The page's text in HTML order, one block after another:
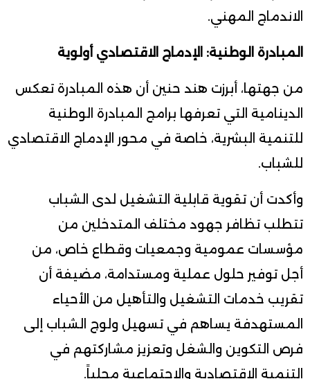
الاندماج المهني.
المبادرة الوطنية: الإدماج الاقتصادي أولوية
من جهتها، أبرزت هند حنين أن هذه المبادرة تعكس
الدينامية التي تعرفها برامج المبادرة الوطنية
للتنمية البشرية، خاصة في محور الإدماج الاقتصادي
للشباب.
وأكدت أن تقوية قابلية التشغيل لدى الشباب
تتطلب تظافر جهود مختلف المتدخلين من
مؤسسات عمومية وجمعيات وقطاع خاص، من
أجل توفير حلول عملية ومستدامة، مضيفة أن
تقريب خدمات التشغيل والتأهيل من الأحياء
المستهدفة يساهم في تسهيل ولوج الشباب إلى
فرص التكوين والشغل وتعزيز مشاركتهم في
التنمية الاقتصادية والاجتماعية محلياً.